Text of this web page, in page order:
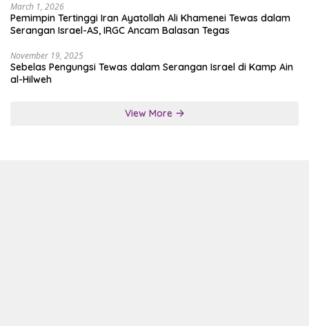
March 1, 2026
Pemimpin Tertinggi Iran Ayatollah Ali Khamenei Tewas dalam
Serangan Israel-AS, IRGC Ancam Balasan Tegas
November 19, 2025
Sebelas Pengungsi Tewas dalam Serangan Israel di Kamp Ain
al-Hilweh
View More